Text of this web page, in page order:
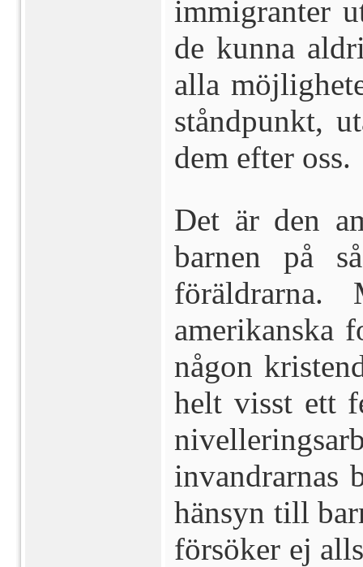
immigranter
de kunna
alla
ståndpunkt,
dem efter oss.
Det är den
barnen på
amerikanska
någon
helt visst ett
invandrarnas
hänsyn till
försöker ej